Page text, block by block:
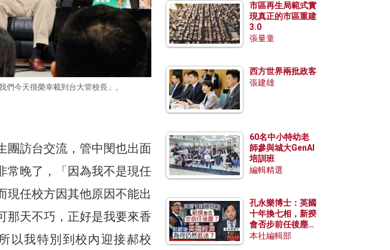
今天很榮幸載到台大管校長」。
團訪台交流，管中閔也出面
常晚了，「因為我不是現任
現任校方因其他原因不能出
那天不巧，正好是我要來香
以我特別到校內迎接郝校
市區再生局範式實
現真正的市區重建
3.0
張量童
西方世界兩批政客
張建雄
60名中小特幼老
師參與城大GenAI
培訓班
編輯精選
孔永樂博士：英國
十年換七相，新揆
會否步前任後塵？
脫歐後英國經濟為
本社編輯部